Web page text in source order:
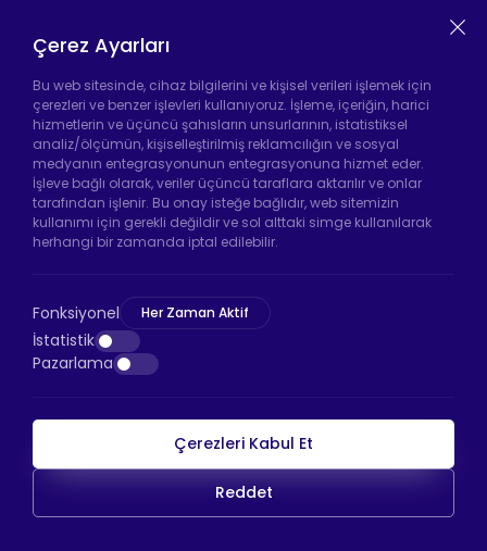
Isıtıcı
Tekerleği
Hadımköy Fabrika:Atatürk Sanayi Bölgesi
Ömerli Mah. Uzunçayır Cad. No:11 Hadımköy,
34555 Arnavutköy/İstanbul
Telefon:+90 212 640 66 46
Bayrampaşa Mağaza:Kocatepe Mah. 50. Yıl
Cad. No: 69/A Bayrampaşa /İstanbul
Telefon:+90 530 044 64 87
HTS Ödeme
Çerez Ayarları
Bu web sitesinde, cihaz bilgilerini ve kişisel verileri işlemek için
çerezleri ve benzer işlevleri kullanıyoruz. İşleme, içeriğin, harici
hizmetlerin ve üçüncü şahısların unsurlarının, istatistiksel
analiz/ölçümün, kişiselleştirilmiş reklamcılığın ve sosyal
medyanın entegrasyonunun entegrasyonuna hizmet eder.
İşleve bağlı olarak, veriler üçüncü taraflara aktarılır ve onlar
tarafından işlenir. Bu onay isteğe bağlıdır, web sitemizin
kullanımı için gerekli değildir ve sol alttaki simge kullanılarak
herhangi bir zamanda iptal edilebilir.
Fonksiyonel Her Zaman Aktif
İstatistik
Pazarlama
Çerezleri Kabul Et
Reddet